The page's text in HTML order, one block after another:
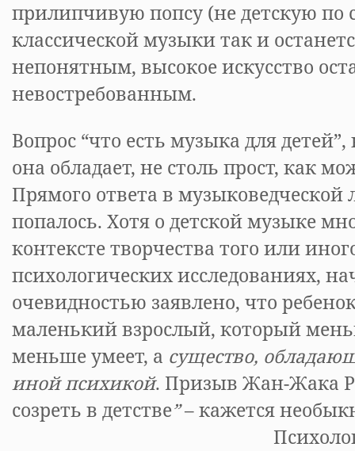
прилипчивую попсу (не детскую по
классической музыки так и
непонятным, высокое искусство
невостребованным.
Вопрос “что есть музыка для
она обладает, не столь прост, как
Прямого ответа в музыковедческой
попалось. Хотя о детской музыке
контексте творчества того или
психологических исследованиях,
очевидностью заявлено, что
маленький взрослый, который
меньше умеет, а существо,
иной психикой. Призыв Жан-Жака
созреть в детстве”– кажется
Психологи